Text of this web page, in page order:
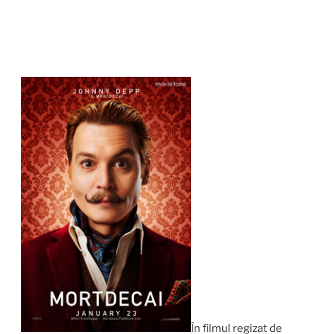
În filmul regizat de